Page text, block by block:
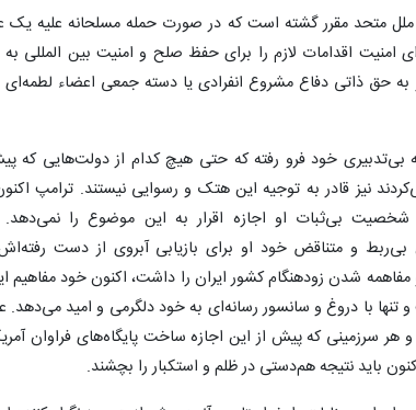
منشور سازمان ملل متحد مقرر گشته است که در صورت حمله مسلحانه علیه
امنیت اقدامات لازم را برای حفظ صلح و امنیت بین المللی
حق ذاتی دفاع مشروع انفرادی یا دسته جمعی اعضاء لطمه‌ای
بی‌تدبیری خود فرو رفته که حتی هیچ کدام از دولت‌هایی که
نیز قادر به توجیه این هتک و رسوایی نیستند. ترامپ
بی‌ثبات او اجازه اقرار به این موضوع را نمی‌دهد.
و متناقض خود او برای بازیابی آبروی از دست
مفاهمه شدن زودهنگام کشور ایران را داشت، اکنون خود مفاهیم
با دروغ و سانسور رسانه‌ای به خود دلگرمی و امید می‌دهد.
هر سرزمینی که پیش از این اجازه ساخت پایگاه‌های فراوان
باید نتیجه هم‌دستی در ظلم و استکبار را بچشند.